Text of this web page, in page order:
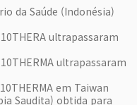
da Saúde (Indonésia)
ultrapassaram
ultrapassaram
em Taiwan
Saudita) obtida para